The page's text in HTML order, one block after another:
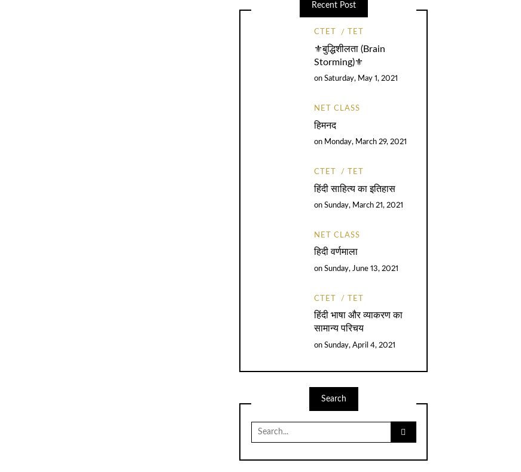
Recent Post
CTET TET
⚜️बुद्धिशीलता (Brain
Storming)⚜️
on Saturday, May 1, 2021
NET CLASS
हिमनद
on Monday, March 29, 2021
CTET TET
हिंदी साहित्य का इतिहास
on Sunday, March 21, 2021
NET CLASS
हिदी वर्णमाला
on Sunday, June 13, 2021
CTET TET
हिंदी भाषा और व्याकरण का
सामान्य परिचय
on Sunday, April 4, 2021
Search
Search
for: